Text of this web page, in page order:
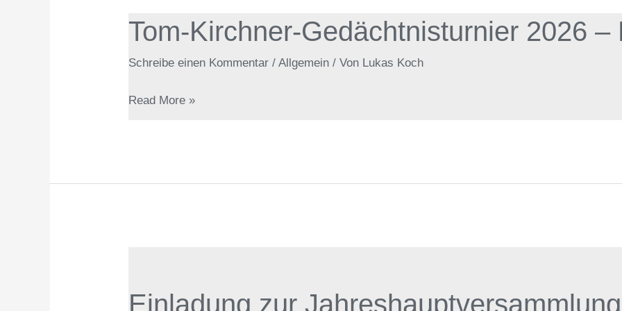
Tom-Kirchner-Gedächtnisturnier 2026 –
Schreibe einen Kommentar /Allgemein / Von Lukas Koch
Tom-
Kirchner-
Gedächtnisturnier
Read More »
Einladung zur
Jahreshauptversammlung